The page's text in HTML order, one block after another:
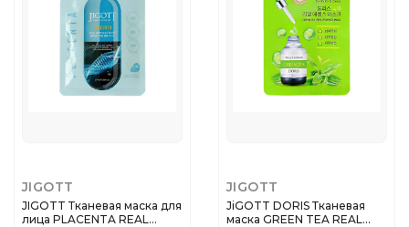
JIGOTT
JIGOTT Тканевая маска для
лица PLACENTA REAL
JIGOTT
JiGOTT DORIS Тканевая
маска GREEN TEA REAL